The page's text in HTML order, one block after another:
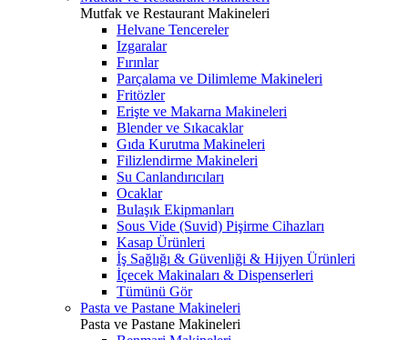
Mutfak ve Restaurant Makineleri
Helvane Tencereler
Izgaralar
Fırınlar
Parçalama ve Dilimleme Makineleri
Fritözler
Erişte ve Makarna Makineleri
Blender ve Sıkacaklar
Gıda Kurutma Makineleri
Filizlendirme Makineleri
Su Canlandırıcıları
Ocaklar
Bulaşık Ekipmanları
Sous Vide (Suvid) Pişirme Cihazları
Kasap Ürünleri
İş Sağlığı & Güvenliği & Hijyen Ürünleri
İçecek Makinaları & Dispenserleri
Tümünü Gör
Pasta ve Pastane Makineleri
Pasta ve Pastane Makineleri